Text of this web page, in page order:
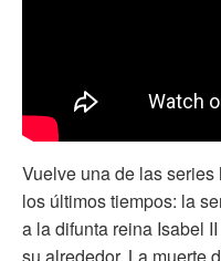
Vuelve una de las
los últimos tiempos: la
a la difunta reina Isabel